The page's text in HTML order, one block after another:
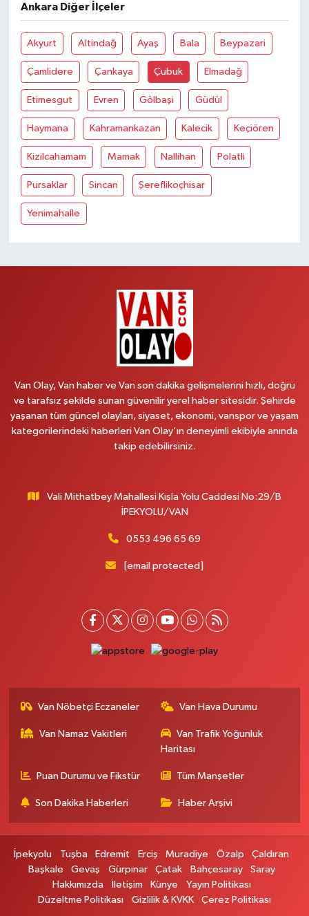
Ankara Diğer İlçeler
Akyurt Altindağ Ayaş Bala Beypazari
Çamlidere Çankaya Çubuk Elmadağ
Etimesgut Evren Gölbaşi Güdül
Haymana Kahramankazan Kalecik Keçiören
Kizilcahamam Mamak Nallihan Polatli
Pursaklar Sincan Şereflikoçhisar
Yenimahalle
Van Olay, Van haber ve Van son dakika gelişmelerini hızlı, doğru
ve tarafsız şekilde sunan güvenilir yerel haber sitesidir. Şehirde
yaşanan tüm güncel olayları, siyaset, ekonomi, vanspor ve yaşam
kategorilerindeki haberleri Van Olay’ın deneyimli ekibiyle anında
takip edebilirsiniz.
Vali Mithatbey Mahallesi Kışla Yolu Caddesi No:29/B
İPEKYOLU/VAN
0553 496 65 69
[email protected]
Van Nöbetçi Eczaneler Van Hava Durumu
Van Namaz Vakitleri
Van Trafik Yoğunluk
Haritası
Puan Durumu ve Fikstür Tüm Manşetler
Son Dakika Haberleri Haber Arşivi
İpekyolu Tuşba Edremit Erciş Muradiye Özalp
Çaldıran
Başkale
Gevaş Gürpınar Çatak Bahçesaray
Saray
Hakkımızda
İletişim Künye
Yayın Politikası
Düzeltme Politikası
Gizlilik & KVKK Çerez Politikası